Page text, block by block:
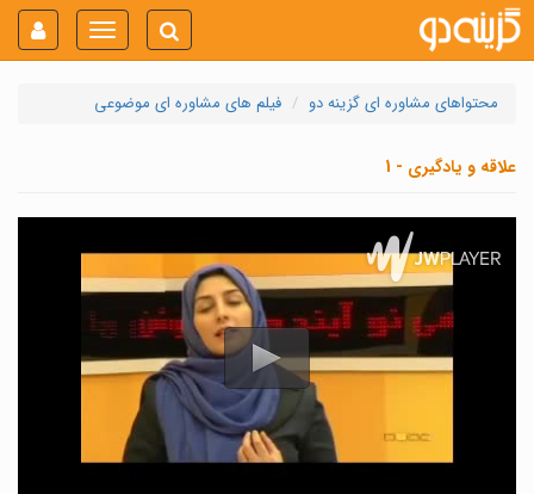
Toggle
navigation
محتواهای مشاوره ای گزینه دو فیلم های مشاوره ای موضوعی
علاقه و یادگیری - 1